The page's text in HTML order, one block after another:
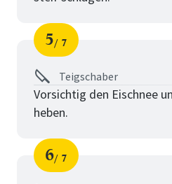
Schritt
5
von
7
Teigschaber
Vorsichtig den Eischnee
heben.
Schritt
6
von
7